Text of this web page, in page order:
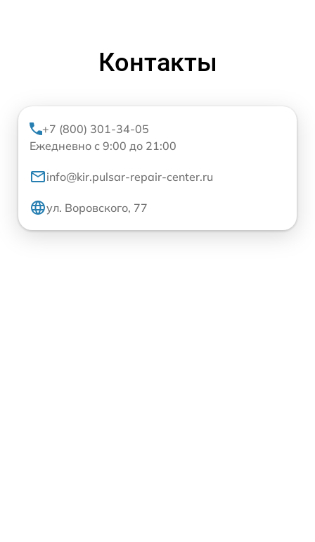
Контакты
+7 (800) 301-34-05
Ежедневно с 9:00 до 21:00
info@kir.pulsar-repair-center.ru
ул. Воровского, 77